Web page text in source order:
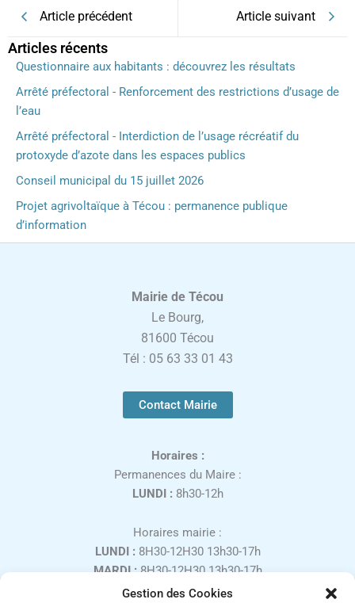
Gestion des Cookies
Article précédent Article suivant
Articles récents
Questionnaire aux habitants : découvrez les résultats
Arrêté préfectoral - Renforcement des restrictions d’usage de
l’eau
Arrêté préfectoral - Interdiction de l’usage récréatif du
protoxyde d’azote dans les espaces publics
Conseil municipal du 15 juillet 2026
Projet agrivoltaïque à Técou : permanence publique
d’information
Mairie de Técou
Le Bourg,
81600 Técou
Tél : 05 63 33 01 43
Contact Mairie
Horaires :
Permanences du Maire :
LUNDI : 8h30-12h
Horaires mairie :
LUNDI : 8H30-12H30 13h30-17h
MARDI :8H30-12H30 13h30-17h
MERCREDI :8H30-12H30